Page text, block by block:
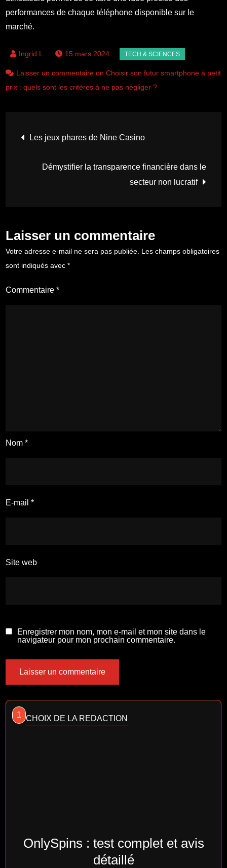
performances de chaque téléphone disponible sur le
marché.
15 mars 2024
Laisser un commentaire on Choisir son futur smartphone à petit
prix : quels sont les critères à ne pas négliger ?
Navigation
de
Les jeux phares de Nine Casino
Démystifier la transparence financière dans le
secteur non lucratif
Laisser un commentaire
Votre adresse e-mail ne sera pas publiée. Les champs obligatoires
sont indiqués avec*
Commentaire*
Nom*
E-mail*
Site web
Enregistrer mon nom, mon e-mail et mon site dans le
navigateur pour mon prochain commentaire.
1 CHOIX DE LA REDACTION
OnlySpins : test complet et avis
détaillé